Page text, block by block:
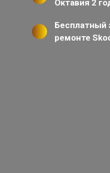
Октавия 2
Бесплатный
ремонте